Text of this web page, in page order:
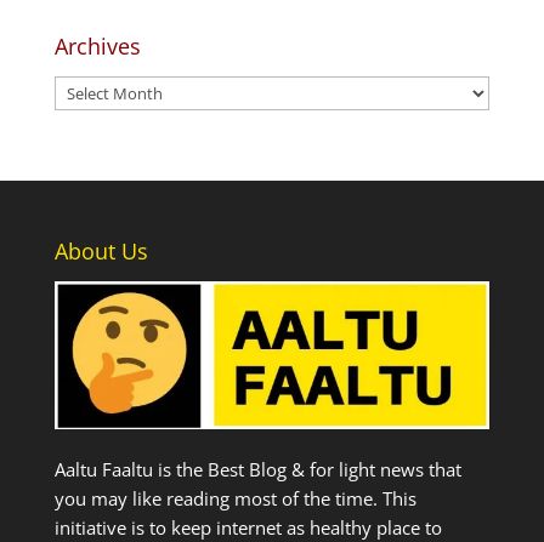
Archives
Archives
About Us
Aaltu Faaltu is the Best Blog & for light news that
you may like reading most of the time. This
initiative is to keep internet as healthy place to